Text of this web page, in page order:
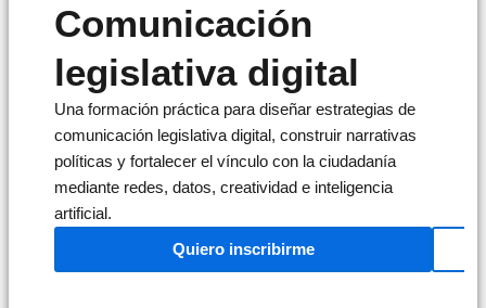
Comunicación
legislativa digital
Una formación práctica para diseñar estrategias de
comunicación legislativa digital, construir narrativas
políticas y fortalecer el vínculo con la ciudadanía
mediante redes, datos, creatividad e inteligencia
artificial.
Quiero inscribirme